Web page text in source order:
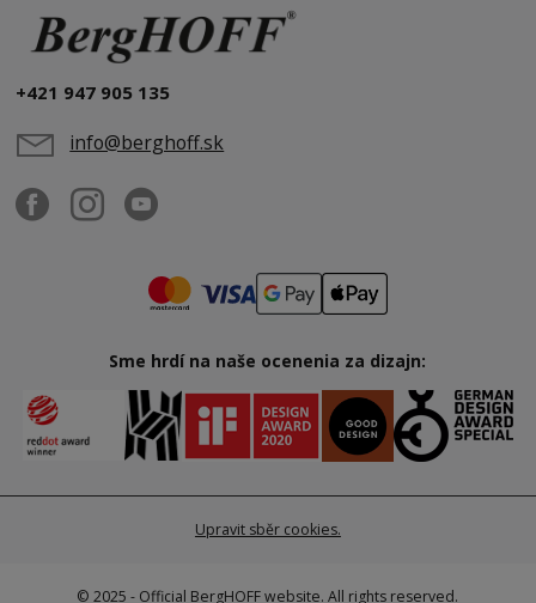
+421 947 905 135
info@berghoff.sk
Sme hrdí na naše ocenenia za dizajn:
Upravit sběr cookies.
© 2025 - Official BergHOFF website. All rights reserved.